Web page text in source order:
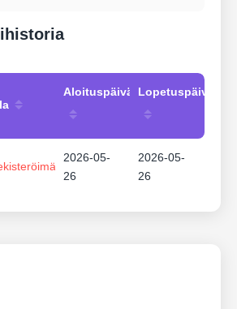
Aloituspäivämäärä
2026-05-
26
2026-05-
26